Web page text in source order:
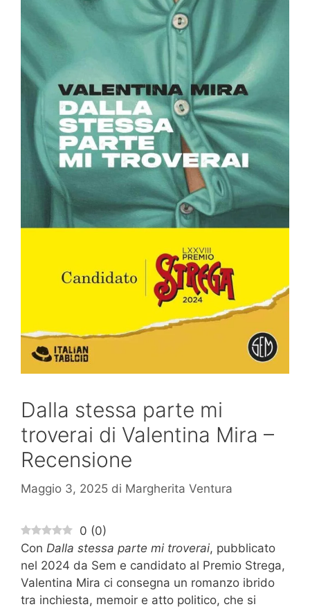
Dalla stessa parte mi
troverai di Valentina Mira –
Recensione
Maggio 3, 2025 di Margherita Ventura
0 (0)
Con Dalla stessa parte mi troverai, pubblicato
nel 2024 da Sem e candidato al Premio Strega,
Valentina Mira ci consegna un romanzo ibrido
tra inchiesta, memoir e atto politico, che si